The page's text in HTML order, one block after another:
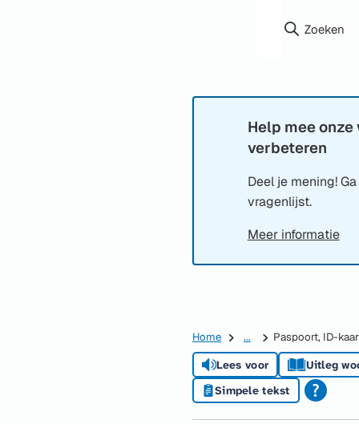
Zoeken
Informatie:
Help mee
verbeteren
Deel je mening!
vragenlijst.
Meer informatie
Home ... Paspoort, ID-
Lees voor
Uitleg
Simpele tekst